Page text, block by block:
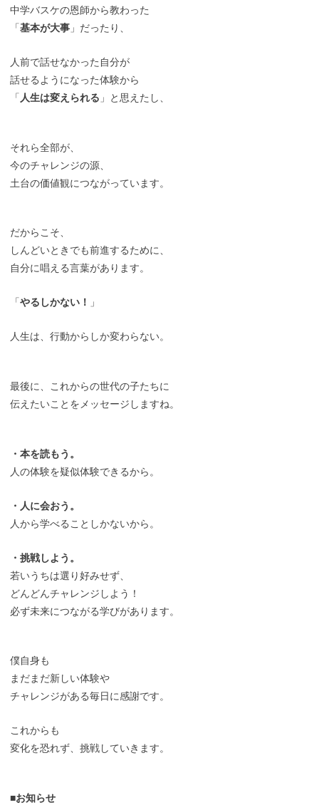
中学バスケの恩師から教わった
「基本が大事 」だったり、
人前で話せなかった自分が
話せるようになった体験から
「 人生は変えられる 」と思えたし、
それら全部が、
今のチャレンジの源、
土台の価値観につながっています。
だからこそ、
しんどいときでも前進するために、
自分に唱える言葉があります。
「やるしかない！ 」
人生は、行動からしか変わらない。
最後に、これからの世代の子たちに
伝えたいことをメッセージしますね。
・本を読もう。
人の体験を疑似体験できるから。
・人に会おう。
人から学べることしかないから。
・挑戦しよう。
若いうちは選り好みせず、
どんどんチャレンジしよう！
必ず未来につながる学びがあります。
僕自身も
まだまだ新しい体験や
チャレンジがある毎日に感謝です。
これからも
変化を恐れず、挑戦していきます。
■お知らせ